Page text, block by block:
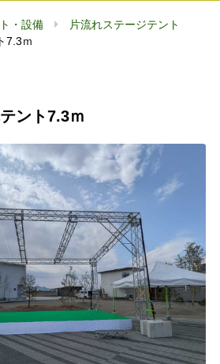
・設備
片流れステージテント
7.3ｍ
ント7.3ｍ